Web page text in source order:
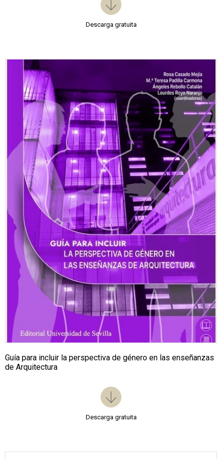
Descarga gratuita
Guía para incluir la perspectiva de género en las enseñanzas
de Arquitectura
Descarga gratuita